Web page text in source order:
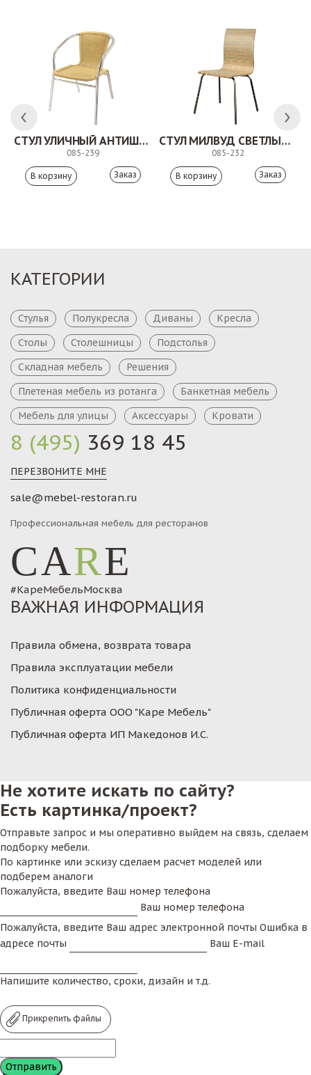
СТУЛ УЛИЧНЫЙ АНТИШОН
085-239
Заказ
СТУЛ МИЛВУД СВЕТЛЫЙ ШЕЛК
085-232
Заказ
8 (495) 369 18 45
ПЕРЕЗВОНИТЕ МНЕ
sale@mebel-restoran.ru
Профессиональная мебель для ресторанов
CARE
#КареМебельМосква
КАТЕГОРИИ
Стулья Полукресла Диваны
Кресла
Столы
Столешницы
Подстолья
Складная мебель
Решения
Плетеная мебель из ротанга
Банкетная мебель
Мебель для улицы
Аксессуары Кровати
ВАЖНАЯ ИНФОРМАЦИЯ
Правила обмена, возврата товара
Правила эксплуатации мебели
Политика конфиденциальности
Публичная оферта ООО "Каре Мебель"
Публичная оферта ИП Македонов И.С.
Не хотите искать по сайту?
Есть картинка/проект?
Отправьте запрос и мы оперативно выйдем на связь, сделаем
подборку мебели.
По картинке или эскизу сделаем расчет моделей или
подберем аналоги
Пожалуйста, введите Ваш номер телефона
Ваш номер телефона
Пожалуйста, введите Ваш адрес электронной почты Ошибка в
адресе почты
Ваш E-mail
Напишите количество, сроки, дизайн и т.д.
Прикрепить файлы